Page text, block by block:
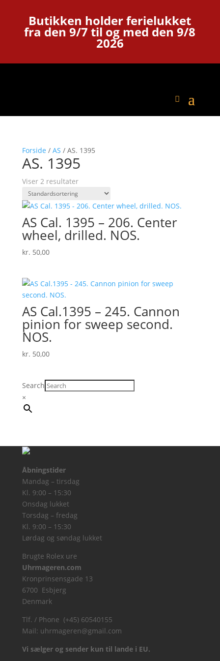
Butikken holder ferielukket
fra den 9/7 til og med den 9/8
2026
Forside / AS / AS. 1395
AS. 1395
Viser 2 resultater
AS Cal. 1395 – 206. Center
wheel, drilled. NOS.
kr. 50,00
AS Cal.1395 – 245. Cannon
pinion for sweep second.
NOS.
kr. 50,00
Search
×
Åbningstider
Mandag – tirsdag
Kl. 9:00 – 15:30
Onsdag lukket
Torsdag – fredag
Kl. 9:00 – 15:30
Lørdag og søndag lukket
Brugte Rolex ure
Uhrmageren.com
Kronprinsensgade 13
6700 Esbjerg
Denmark
Tlf. / Phone (+45) 60540155
Mail: uhrmageren@gmail.com
Vi sælger og sender kun til lande i EU.